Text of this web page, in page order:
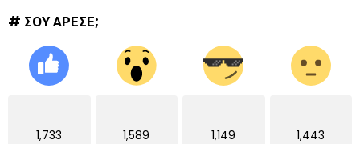
# ΣΟΥ ΑΡΕΣΕ;
1,733 1,589 1,149 1,443